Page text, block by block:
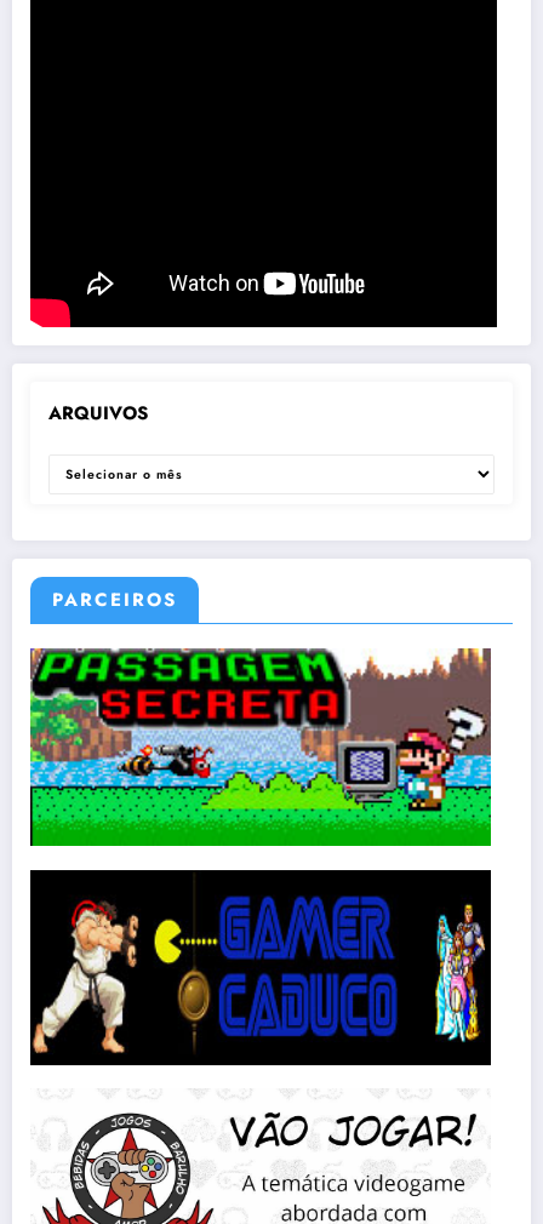
ARQUIVOS
ARQUIVOS
PARCEIROS